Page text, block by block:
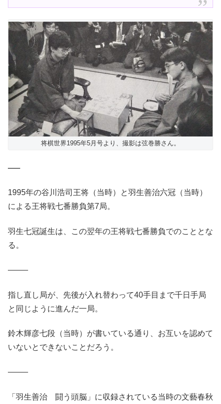
将棋世界1995年5月号より、撮影は弦巻勝さん。
—–
1995年の谷川浩司王将（当時）と羽生善治六冠（当時）
による王将戦七番勝負第7局。
羽生七冠誕生は、この翌年の王将戦七番勝負でのこととな
る。
——–
指し直し局が、先後が入れ替わって40手目まで千日手局
と同じように進んだ一局。
鈴木輝彦七段（当時）が書いている通り、お互いを認めて
いないとできないことだろう。
——–
「羽生善治 闘う頭脳」に収録されている当時の文藝春秋